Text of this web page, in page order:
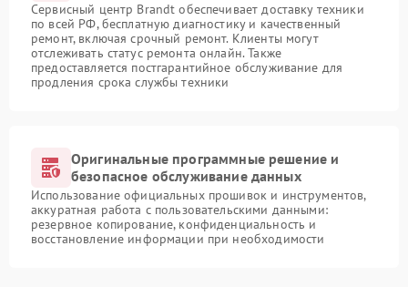
Сервисный центр Brandt обеспечивает доставку техники
по всей РФ, бесплатную диагностику и качественный
ремонт, включая срочный ремонт. Клиенты могут
отслеживать статус ремонта онлайн. Также
предоставляется постгарантийное обслуживание для
продления срока службы техники
Оригинальные программные решение и
безопасное обслуживание данных
Использование официальных прошивок и инструментов,
аккуратная работа с пользовательскими данными:
резервное копирование, конфиденциальность и
восстановление информации при необходимости